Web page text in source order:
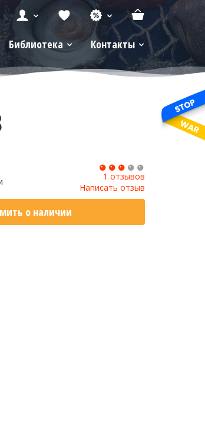
Библиотека Контакты
1 отзывов
Написать отзыв
о наличии